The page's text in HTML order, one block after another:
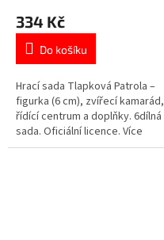
produktu
5,0
5
hvězdiček.
334 Kč
Do košíku
Hrací sada Tlapková Patrola –
figurka (6 cm), zvířecí kamarád,
řídící centrum a doplňky. 6dílná
sada. Oficiální licence. Více
produktů s motivem